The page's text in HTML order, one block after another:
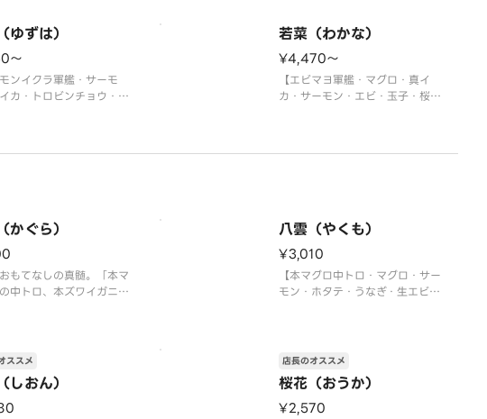
人前です。
ギトロ軍艦】
〈本マグロ中トロ使用〉
※写真は5人前です。
ゆずは）
〜
モンイクラ軍艦・サーモ
カ・トロビンチョウ・甘
若菜（わかな）
¥4,470〜
【エビマヨ軍艦・マグロ・真イ
カ・サーモン・エビ・玉子・桜い
かぐら）
もてなしの真髄。「本マ
中トロ、本ズワイガニ、
大生エビ・本マグロ中ト
ワイガニ・うなぎ・ウニ
クラ軍艦・切玉子】
ロ中トロ使用〉
八雲（やくも）
¥3,010
【本マグロ中トロ・マグロ・サー
モン・ホタテ・うなぎ・生エビ・
しおん）
ススメ
桜花（おうか）
店長のオススメ
¥2,570